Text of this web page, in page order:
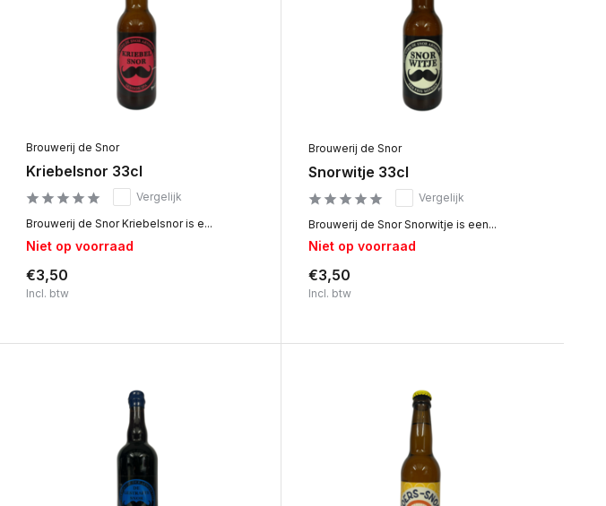
Brouwerij de Snor
Kriebelsnor 33cl
Vergelijk
Brouwerij de Snor Kriebelsnor is e...
Niet op voorraad
€3,50
Incl. btw
Brouwerij de Snor
Snorwitje 33cl
Vergelijk
Brouwerij de Snor Snorwitje is een...
Niet op voorraad
€3,50
Incl. btw